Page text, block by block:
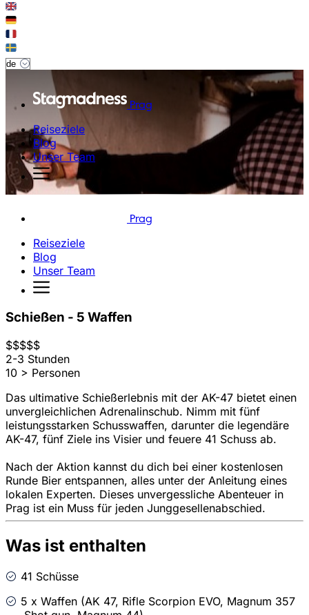
Prag
Reiseziele
Blog
Unser Team
Prag
Reiseziele
Blog
Unser Team
Schießen - 5 Waffen
$$$$$
2-3 Stunden
10 > Personen
Das ultimative Schießerlebnis mit der AK-47 bietet einen
unvergleichlichen Adrenalinschub. Nimm mit fünf
leistungsstarken Schusswaffen, darunter die legendäre
AK-47, fünf Ziele ins Visier und feuere 41 Schuss ab.
Nach der Aktion kannst du dich bei einer kostenlosen
Runde Bier entspannen, alles unter der Anleitung eines
lokalen Experten. Dieses unvergessliche Abenteuer in
Prag ist ein Muss für jeden Junggesellenabschied.
Was ist enthalten
41 Schüsse
5 x Waffen (AK 47, Rifle Scorpion EVO, Magnum 357